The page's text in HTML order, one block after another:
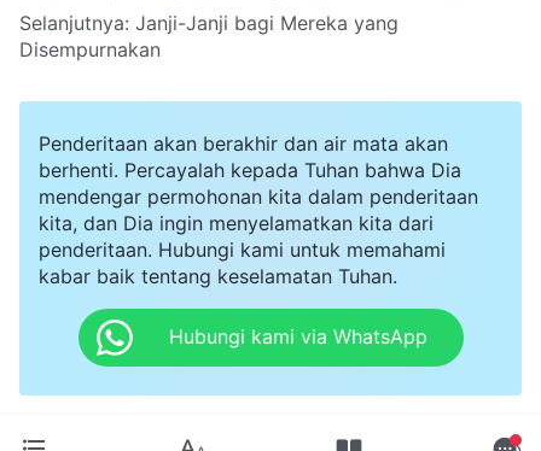
Selanjutnya: Janji-Janji bagi Mereka yang
Disempurnakan
Penderitaan akan berakhir dan air mata akan
berhenti. Percayalah kepada Tuhan bahwa Dia
mendengar permohonan kita dalam penderitaan
kita, dan Dia ingin menyelamatkan kita dari
penderitaan. Hubungi kami untuk memahami
kabar baik tentang keselamatan Tuhan.
Hubungi kami via WhatsApp